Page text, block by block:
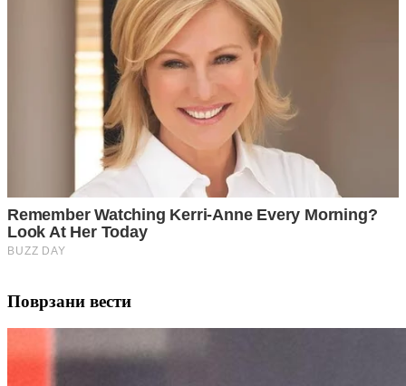
Поврзани вести